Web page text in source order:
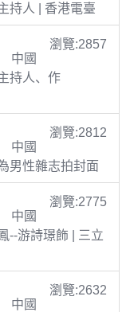
持人 | 香港電臺
瀏覽:2857
中國
持人、作
瀏覽:2812
中國
男性雜志拍封面
瀏覽:2775
中國
--游詩璟飾 | 三立
瀏覽:2632
中國